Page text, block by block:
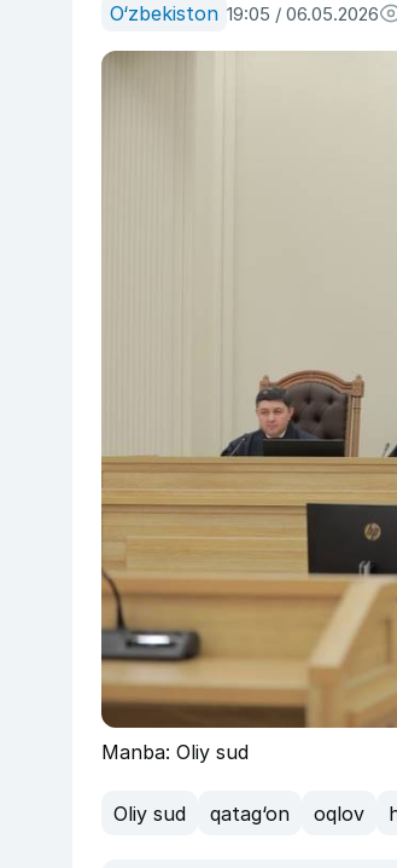
O‘zbekiston 19:05 / 06.05.2026
Manba: Oliy sud
Oliy sud qatag‘on oqlov